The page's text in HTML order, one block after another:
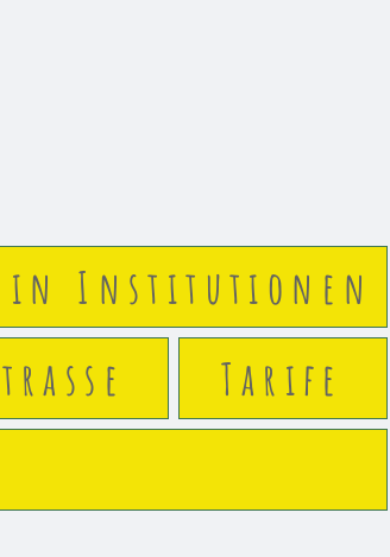
in Institutionen
Tarife